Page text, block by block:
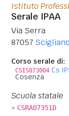
Istituto
Serale IPAA
Via Serra
87057 Scigliano
Corso serale di:
CSIS073004 Cs
Cosenza
Scuola statale
» CSRA07351D